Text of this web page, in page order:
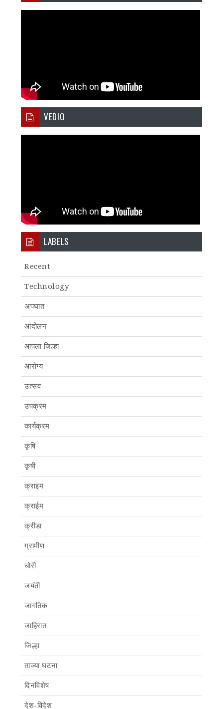
VEDIO
LABELS
Recent
Technology
अपघात
आंदोलन
आपला जिल्हा
आरोग्य
उत्सव
उपक्रम
कार्यक्रम
कृषि
कृषी
क्राइम
क्राईम
क्रीडा
ग्रामीण
चोरी
जयंती
जागतिक
जाहिरात
जिल्हा
ताज्या घटना
दिनविशेष
देश-विदेश